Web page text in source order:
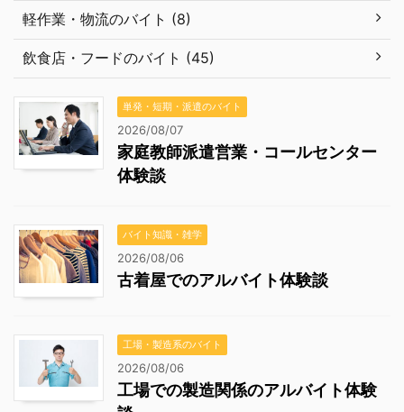
軽作業・物流のバイト (8)
飲食店・フードのバイト (45)
単発・短期・派遣のバイト
2026/08/07
家庭教師派遣営業・コールセンター
体験談
バイト知識・雑学
2026/08/06
古着屋でのアルバイト体験談
工場・製造系のバイト
2026/08/06
工場での製造関係のアルバイト体験